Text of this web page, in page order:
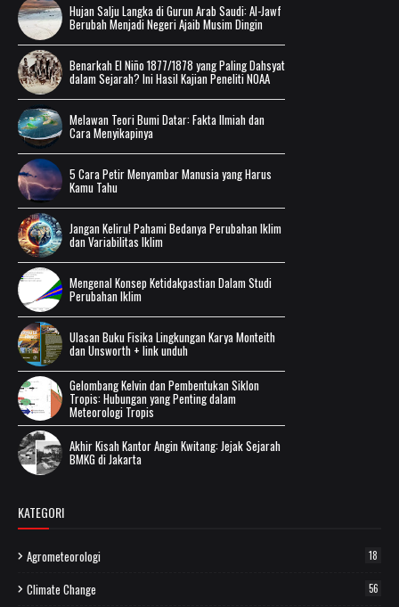
Hujan Salju Langka di Gurun Arab Saudi: Al-Jawf
Berubah Menjadi Negeri Ajaib Musim Dingin
Benarkah El Niño 1877/1878 yang Paling Dahsyat
dalam Sejarah? Ini Hasil Kajian Peneliti NOAA
Melawan Teori Bumi Datar: Fakta Ilmiah dan
Cara Menyikapinya
5 Cara Petir Menyambar Manusia yang Harus
Kamu Tahu
Jangan Keliru! Pahami Bedanya Perubahan Iklim
dan Variabilitas Iklim
Mengenal Konsep Ketidakpastian Dalam Studi
Perubahan Iklim
Ulasan Buku Fisika Lingkungan Karya Monteith
dan Unsworth + link unduh
Gelombang Kelvin dan Pembentukan Siklon
Tropis: Hubungan yang Penting dalam
Meteorologi Tropis
Akhir Kisah Kantor Angin Kwitang: Jejak Sejarah
BMKG di Jakarta
KATEGORI
Agrometeorologi 18
Climate Change 56